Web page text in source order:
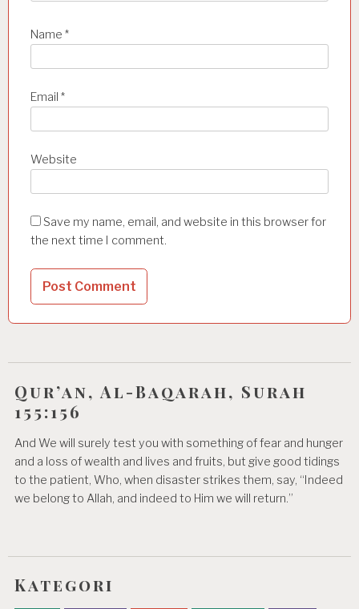
Name *
Email *
Website
Save my name, email, and website in this browser for
the next time I comment.
Qur’an, Al-Baqarah, Surah
155:156
And We will surely test you with something of fear and hunger
and a loss of wealth and lives and fruits, but give good tidings
to the patient, Who, when disaster strikes them, say, “Indeed
we belong to Allah, and indeed to Him we will return.”
Kategori